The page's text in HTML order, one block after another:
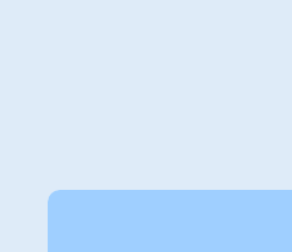
業界のアップグレードと変